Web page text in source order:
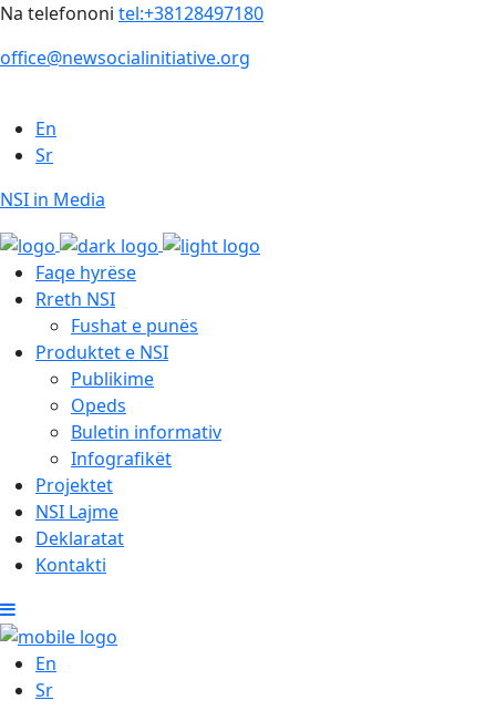
Na telefononi tel:+38128497180
office@newsocialinitiative.org
En
Sr
NSI in Media
Faqe hyrëse
Rreth NSI
Fushat e punës
Produktet e NSI
Publikime
Opeds
Buletin informativ
Infografikët
Projektet
NSI Lajme
Deklaratat
Kontakti
En
Sr